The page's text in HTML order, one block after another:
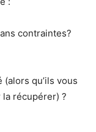
contraintes?
qu’ils vous
la récupérer) ?